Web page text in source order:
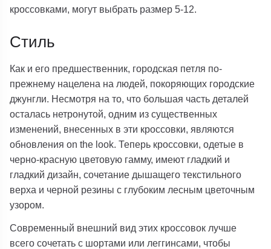
кроссовками, могут выбрать размер 5-12.
Стиль
Как и его предшественник, городская петля по-
прежнему нацелена на людей, покоряющих городские
джунгли. Несмотря на то, что большая часть деталей
осталась нетронутой, одним из существенных
изменений, внесенных в эти кроссовки, являются
обновления on the look. Теперь кроссовки, одетые в
черно-красную цветовую гамму, имеют гладкий и
гладкий дизайн, сочетание дышащего текстильного
верха и черной резины с глубоким лесным цветочным
узором.
Современный внешний вид этих кроссовок лучше
всего сочетать с шортами или леггинсами, чтобы